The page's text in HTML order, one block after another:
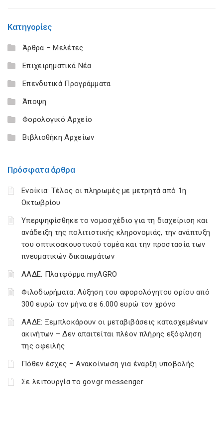
Κατηγορίες
Άρθρα – Μελέτες
Επιχειρηματικά Νέα
Επενδυτικά Προγράμματα
Άποψη
Φορολογικό Αρχείο
Βιβλιοθήκη Αρχείων
Πρόσφατα άρθρα
Ενοίκια: Τέλος οι πληρωμές με μετρητά από 1η
Οκτωβρίου
Υπερψηφίσθηκε το νομοσχέδιο για τη διαχείριση και
ανάδειξη της πολιτιστικής κληρονομιάς, την ανάπτυξη
του οπτικοακουστικού τομέα και την προστασία των
πνευματικών δικαιωμάτων
ΑΑΔΕ: Πλατφόρμα myAGRO
Φιλοδωρήματα: Αύξηση του αφορολόγητου ορίου από
300 ευρώ τον μήνα σε 6.000 ευρώ τον χρόνο
ΑΑΔΕ: Ξεμπλοκάρουν οι μεταβιβάσεις κατασχεμένων
ακινήτων – Δεν απαιτείται πλέον πλήρης εξόφληση
της οφειλής
Πόθεν έσχες – Ανακοίνωση για έναρξη υποβολής
Σε λειτουργία το gov.gr messenger